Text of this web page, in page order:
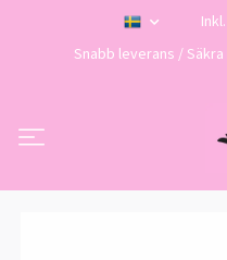
Snabb leverans /